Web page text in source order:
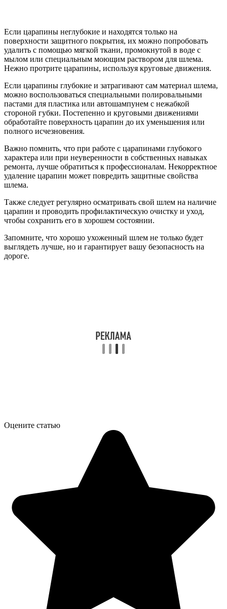
Если царапины неглубокие и находятся только на
поверхности защитного покрытия, их можно попробовать
удалить с помощью мягкой ткани, промокнутой в воде с
мылом или специальным моющим раствором для шлема.
Нежно протрите царапины, используя круговые движения.
Если царапины глубокие и затрагивают сам материал шлема,
можно воспользоваться специальными полировальными
пастами для пластика или автошампунем с нежабкой
стороной губки. Постепенно и круговыми движениями
обработайте поверхность царапин до их уменьшения или
полного исчезновения.
Важно помнить, что при работе с царапинами глубокого
характера или при неуверенности в собственных навыках
ремонта, лучше обратиться к профессионалам. Некорректное
удаление царапин может повредить защитные свойства
шлема.
Также следует регулярно осматривать свой шлем на наличие
царапин и проводить профилактическую очистку и уход,
чтобы сохранить его в хорошем состоянии.
Запомните, что хорошо ухоженный шлем не только будет
выглядеть лучше, но и гарантирует вашу безопасность на
дороге.
Оцените статью